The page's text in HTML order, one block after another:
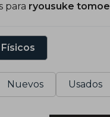
para ryousuke tomoe
Nuevos Usados